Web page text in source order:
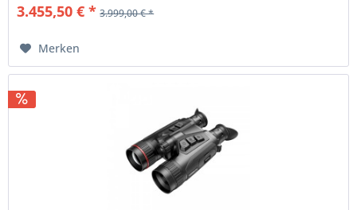
3.455,50 € * 3.999,00 € *
Merken